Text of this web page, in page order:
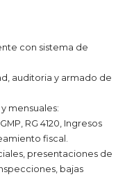
con sistema de
auditoria y armado de
mensuales:
RG 4120, Ingresos
fiscal.
presentaciones de
bajas